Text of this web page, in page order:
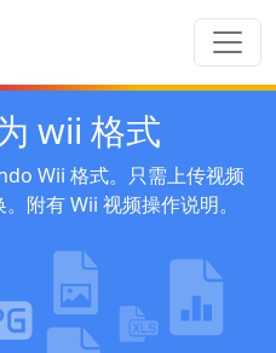
wii 格式
Wii 格式。只需上传视频
附有 Wii 视频操作说明。